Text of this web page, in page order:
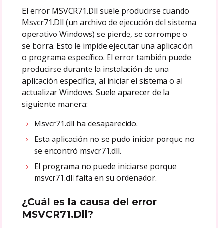
El error MSVCR71.Dll suele producirse cuando
Msvcr71.Dll (un archivo de ejecución del sistema
operativo Windows) se pierde, se corrompe o
se borra. Esto le impide ejecutar una aplicación
o programa específico. El error también puede
producirse durante la instalación de una
aplicación específica, al iniciar el sistema o al
actualizar Windows. Suele aparecer de la
siguiente manera:
Msvcr71.dll ha desaparecido.
Esta aplicación no se pudo iniciar porque no
se encontró msvcr71.dll.
El programa no puede iniciarse porque
msvcr71.dll falta en su ordenador.
¿Cuál es la causa del error
MSVCR71.Dll?